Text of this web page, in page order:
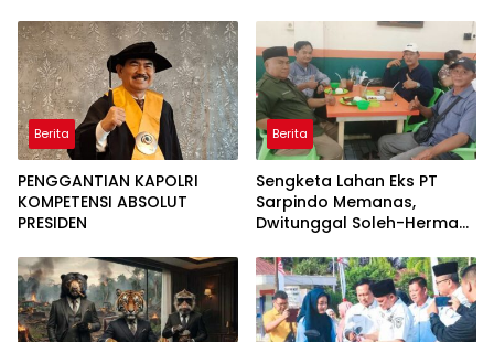
Perkuat Pembangunan
Satuan
Berita
PENGGANTIAN KAPOLRI
KOMPETENSI ABSOLUT
PRESIDEN
Berita
Sengketa Lahan Eks PT
Sarpindo Memanas,
Dwitunggal Soleh-Herman
ke Pulau Rupat